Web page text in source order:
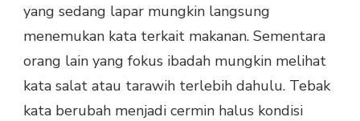
yang sedang lapar mungkin langsung
menemukan kata terkait makanan. Sementara
orang lain yang fokus ibadah mungkin melihat
kata salat atau tarawih terlebih dahulu. Tebak
kata berubah menjadi cermin halus kondisi